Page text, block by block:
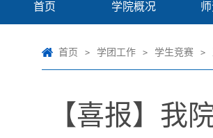
首页 学院概况
首页 > 学团工作 > 学生竞赛 >
【喜报】我